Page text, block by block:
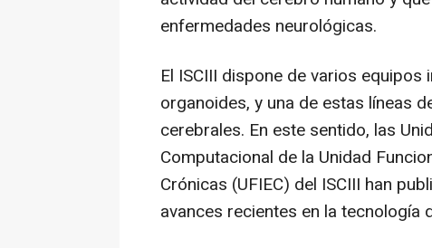
enfermedades neurológicas.
El ISCIII dispone de varios
organoides, y una de estas líneas
cerebrales. En este sentido, las
Computacional de la Unidad
Crónicas (UFIEC) del ISCIII han
avances recientes en la tecnología